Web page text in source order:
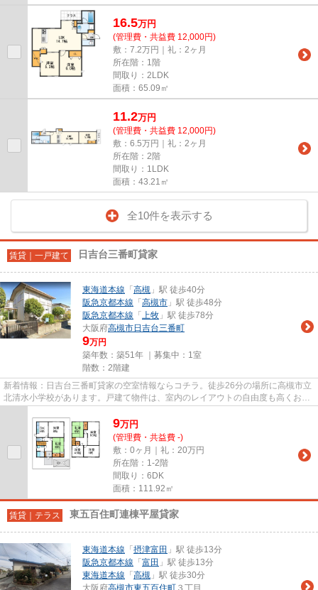
16.5万円
(管理費・共益費 12,000円)
敷：7.2万円｜礼：2ヶ月
所在階：1階
間取り：2LDK
面積：65.09㎡
11.2万円
(管理費・共益費 12,000円)
敷：6.5万円｜礼：2ヶ月
所在階：2階
間取り：1LDK
面積：43.21㎡
全10件を表示する
賃貸｜一戸建て 日吉台三番町貸家
東海道本線 「 高槻 」駅 徒歩40分
阪急京都本線 「 高槻市 」駅 徒歩48分
阪急京都本線 「 上牧 」駅 徒歩78分
大阪府高槻市日吉台三番町
9万円
築年数：築51年 ｜募集中： 1室
階数：2階建
新着情報：日吉台三番町貸家の空室情報ならコチラ。徒歩26分の場所に高槻市立
北清水小学校があります。戸建て物件は、室内のレイアウトの自由度も高くお勧
9万円
(管理費・共益費 -)
敷：0ヶ月｜礼：20万円
所在階：1‐2階
間取り：6DK
面積：111.92㎡
賃貸｜テラス 東五百住町連棟平屋貸家
東海道本線 「 摂津富田 」駅 徒歩13分
阪急京都本線 「 富田 」駅 徒歩13分
東海道本線 「 高槻 」駅 徒歩30分
大阪府高槻市東五百住町 ３丁目